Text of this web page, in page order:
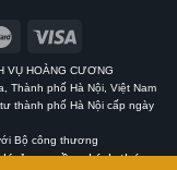
VỤ HOÀNG CƯƠNG
Thành phố Hà Nội, Việt Nam
thành phố Hà Nội cấp ngày
Bộ công thương
ủy quyền chính thức